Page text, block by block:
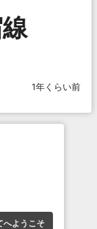
1年くらい前
へようこそ